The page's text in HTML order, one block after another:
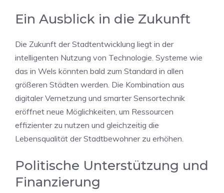
Ein Ausblick in die Zukunft
Die Zukunft der Stadtentwicklung liegt in der
intelligenten Nutzung von Technologie. Systeme wie
das in Wels könnten bald zum Standard in allen
größeren Städten werden. Die Kombination aus
digitaler Vernetzung und smarter Sensortechnik
eröffnet neue Möglichkeiten, um Ressourcen
effizienter zu nutzen und gleichzeitig die
Lebensqualität der Stadtbewohner zu erhöhen.
Politische Unterstützung und
Finanzierung